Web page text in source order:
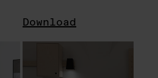
Download